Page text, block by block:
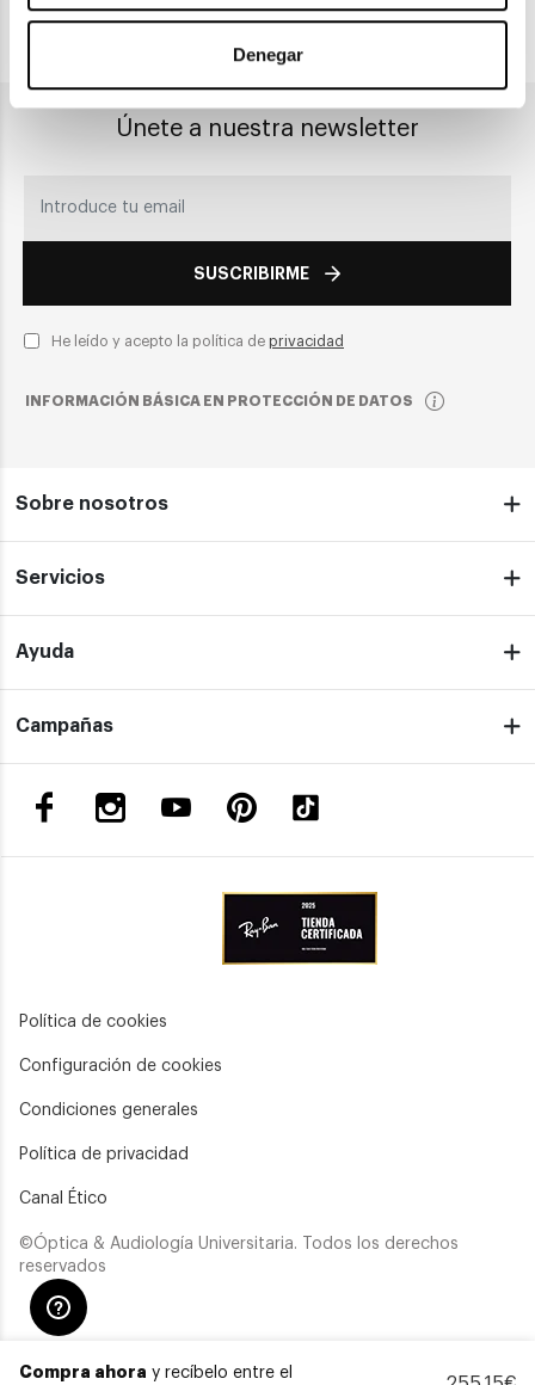
Denegar
Compra ahora y recíbelo entre el
PAGO SEGURO
Únete a nuestra newsletter
SUSCRIBIRME
He leído y acepto la política de privacidad
INFORMACIÓN BÁSICA EN PROTECCIÓN DE DATOS
Sobre nosotros
Servicios
Ayuda
Campañas
Política de cookies
Configuración de cookies
Condiciones generales
Política de privacidad
Canal Ético
©Óptica & Audiología Universitaria. Todos los derechos
reservados